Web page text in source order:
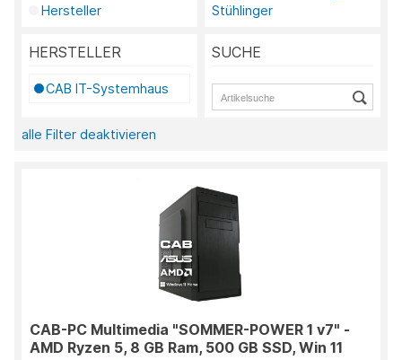
Hersteller
Stühlinger
HERSTELLER
CAB IT-Systemhaus
SUCHE
alle Filter deaktivieren
CAB-PC Multimedia "SOMMER-POWER 1 v7" -
AMD Ryzen 5, 8 GB Ram, 500 GB SSD, Win 11